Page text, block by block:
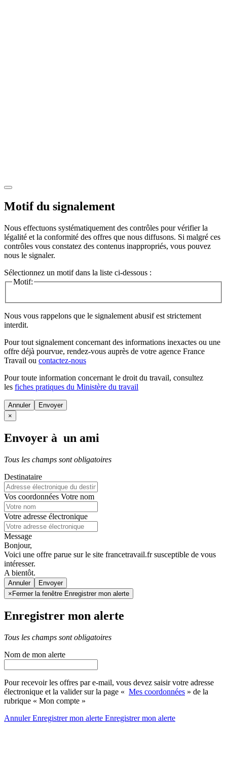
Motif du signalement
Nous effectuons systématiquement des contrôles pour vérifier la
légalité et la conformité des offres que nous diffusons. Si malgré ces
contrôles vous constatez des contenus inappropriés, vous pouvez
nous le signaler.
Sélectionnez un motif dans la liste ci-dessous :
Motif:
Nous vous rappelons que le signalement abusif est strictement
interdit.
Pour tout signalement concernant des informations inexactes ou une
offre déjà pourvue, rendez-vous auprès de votre agence France
Travail ou contactez-nous
Pour toute information concernant le droit du travail, consultez
les fiches pratiques du Ministère du travail
Annuler
×
Envoyer à un ami
Tous les champs sont obligatoires
Destinataire
Vos coordonnées Votre nom
Votre adresse électronique
Message
Bonjour,
Voici une offre parue sur le site francetravail.fr susceptible de vous
intéresser.
A bientôt.
Annuler
× Fermer la fenêtre Enregistrer mon alerte
Enregistrer mon alerte
Tous les champs sont obligatoires
Nom de mon alerte
Pour recevoir les offres par e-mail, vous devez saisir votre adresse
électronique et la valider sur la page « Mes coordonnées » de la
rubrique « Mon compte »
AnnulerEnregistrer mon alerte Enregistrermon alerte